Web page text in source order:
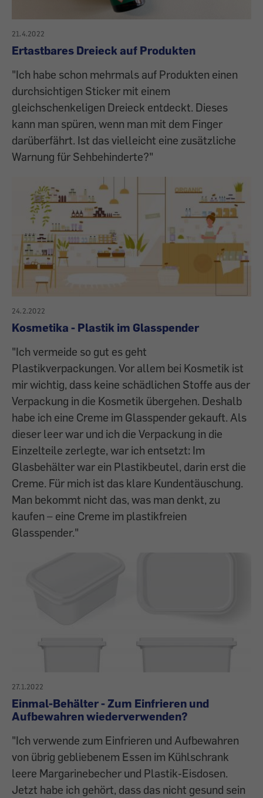
21.4.2022
Ertastbares Dreieck auf Produkten
"Ich habe schon mehrmals auf Produkten einen
durchsichtigen Sticker mit einem
gleichschenkeligen Dreieck entdeckt. Dieses
kann man spüren, wenn man mit dem Finger
darüberfährt. Ist das vielleicht eine zusätzliche
Warnung für Sehbehinderte?"
24.2.2022
Kosmetika - Plastik im Glasspender
"Ich vermeide so gut es geht
Plastikverpackungen. Vor allem bei Kosmetik ist
mir wichtig, dass keine schädlichen Stoffe aus der
Verpackung in die Kosmetik übergehen. Deshalb
habe ich eine Creme im Glasspender gekauft. Als
dieser leer war und ich die Verpackung in die
Einzelteile zerlegte, war ich entsetzt: Im
Glasbehälter war ein Plastikbeutel, darin erst die
Creme. Für mich ist das klare Kundentäuschung.
Man bekommt nicht das, was man denkt, zu
kaufen – eine Creme im plastikfreien
Glasspender."
27.1.2022
Einmal-Behälter - Zum Einfrieren und
Aufbewahren wiederverwenden?
"Ich verwende zum Einfrieren und Aufbewahren
von übrig gebliebenem Essen im Kühlschrank
leere Margarinebecher und Plastik-Eisdosen.
Jetzt habe ich gehört, dass das nicht gesund sein